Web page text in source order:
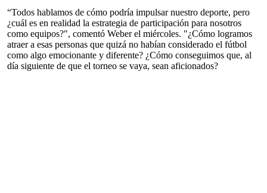
“Todos hablamos de cómo podría impulsar nuestro deporte, pero
¿cuál es en realidad la estrategia de participación para nosotros
como equipos?", comentó Weber el miércoles. "¿Cómo logramos
atraer a esas personas que quizá no habían considerado el fútbol
como algo emocionante y diferente? ¿Cómo conseguimos que, al
día siguiente de que el torneo se vaya, sean aficionados?